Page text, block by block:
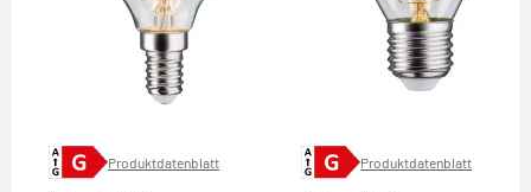
Produktdatenblatt Produktdatenblatt